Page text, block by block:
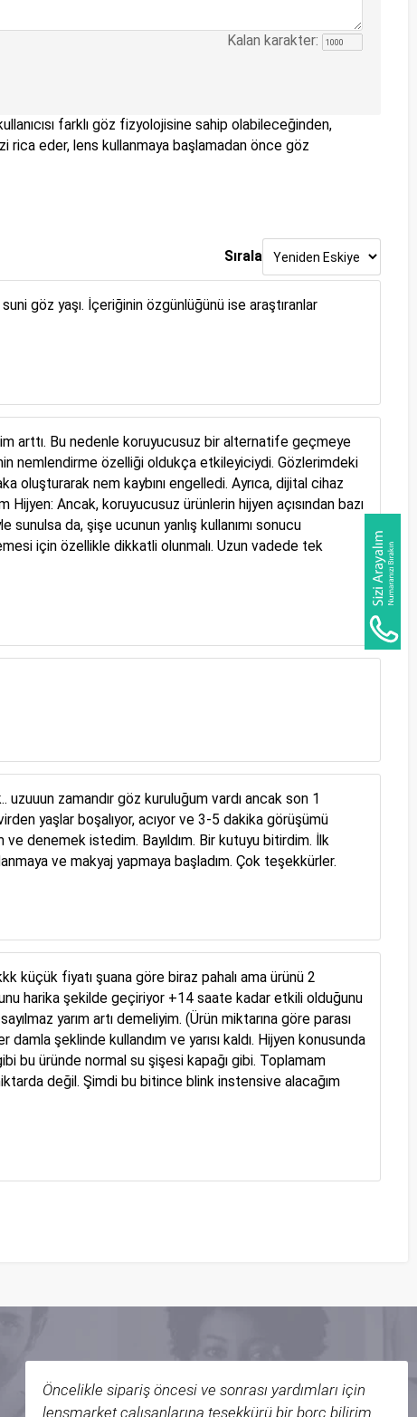
Kalan karakter:
farklı göz fizyolojisine sahip olabileceğinden,
rica eder, lens kullanmaya başlamadan önce göz
Sırala
göz yaşı. İçeriğinin özgünlüğünü ise araştıranlar
arttı. Bu nedenle koruyucusuz bir alternatife geçmeye
nemlendirme özelliği oldukça etkileyiciydi. Gözlerimdeki
oluşturarak nem kaybını engelledi. Ayrıca, dijital cihaz
Ancak, koruyucusuz ürünlerin hijyen açısından bazı
da, şişe ucunun yanlış kullanımı sonucu
için özellikle dikkatli olunmalı. Uzun vadede tek
zamandır göz kuruluğum vardı ancak son 1
yaşlar boşalıyor, acıyor ve 3-5 dakika görüşümü
ve denemek istedim. Bayıldım. Bir kutuyu bitirdim. İlk
ve makyaj yapmaya başladım. Çok teşekkürler.
küçük fiyatı şuana göre biraz pahalı ama ürünü 2
harika şekilde geçiriyor +14 saate kadar etkili olduğunu
yarım artı demeliyim. (Ürün miktarına göre parası
şeklinde kullandım ve yarısı kaldı. Hijyen konusunda
bu üründe normal su şişesi kapağı gibi. Toplamam
değil. Şimdi bu bitince blink instensive alacağım
Öncelikle sipariş öncesi ve sonrası yardımları için
lensmarket çalışanlarına teşekkürü bir borç bilirim.